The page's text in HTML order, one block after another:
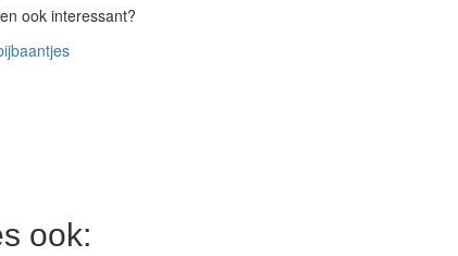
ook interessant?
ook: